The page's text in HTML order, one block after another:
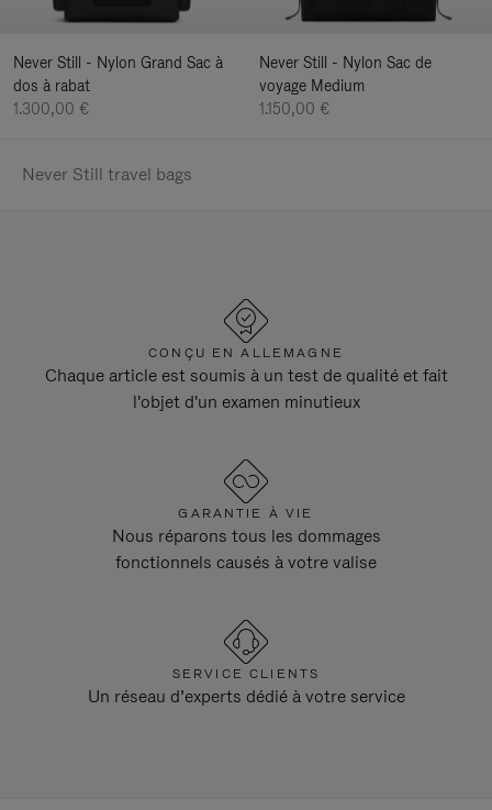
Never Still - Nylon Grand Sac à
dos à rabat
1.300,00 €
Never Still - Nylon Sac de
voyage Medium
1.150,00 €
Never Still travel bags
CONÇU EN ALLEMAGNE
Chaque article est soumis à un test de qualité et fait
l'objet d'un examen minutieux
GARANTIE À VIE
Nous réparons tous les dommages
fonctionnels causés à votre valise
SERVICE CLIENTS
Un réseau d’experts dédié à votre service